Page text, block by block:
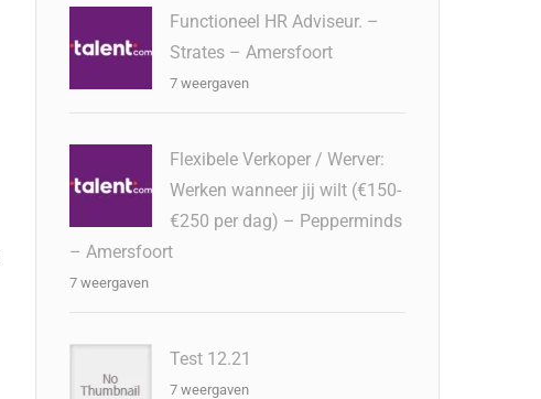
Functioneel HR Adviseur. –
Strates – Amersfoort
7 weergaven
Flexibele Verkoper / Werver:
Werken wanneer jij wilt (€150-
€250 per dag) – Pepperminds
– Amersfoort
7 weergaven
Test 12.21
7 weergaven